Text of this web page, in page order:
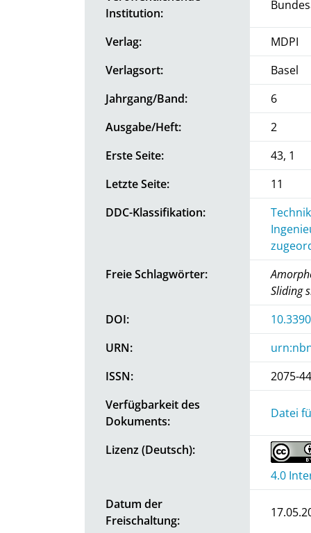
Institution:
Verlag:
MDPI
Verlagsort:
Basel
Jahrgang/Band:
6
Ausgabe/Heft:
2
Erste Seite:
43, 1
Letzte Seite:
11
DDC-Klassifikation:
Freie Schlagwörter:
Sliding
DOI:
URN:
ISSN:
2075-
Verfügbarkeit des
Dokuments:
Datei
Lizenz (Deutsch):
4.0
Datum der
Freischaltung: